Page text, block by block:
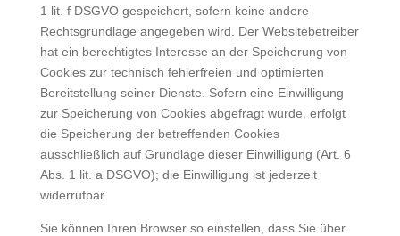
1 lit. f DSGVO gespeichert, sofern keine andere
Rechtsgrundlage angegeben wird. Der Websitebetreiber
hat ein berechtigtes Interesse an der Speicherung von
Cookies zur technisch fehlerfreien und optimierten
Bereitstellung seiner Dienste. Sofern eine Einwilligung
zur Speicherung von Cookies abgefragt wurde, erfolgt
die Speicherung der betreffenden Cookies
ausschließlich auf Grundlage dieser Einwilligung (Art. 6
Abs. 1 lit. a DSGVO); die Einwilligung ist jederzeit
widerrufbar.
Sie können Ihren Browser so einstellen, dass Sie über